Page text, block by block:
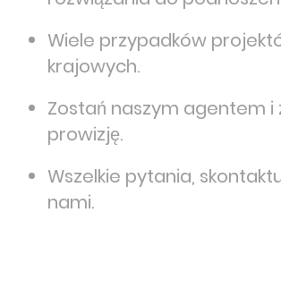
Wiele przypadków
krajowych.
Zostań naszym agentem i
prowizję.
Wszelkie pytania,
nami.